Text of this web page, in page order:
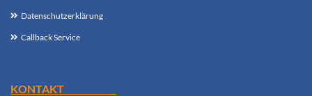
Datenschutzerklärung
Callback Service
KONTAKT